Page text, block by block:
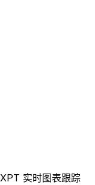
实时图表跟踪